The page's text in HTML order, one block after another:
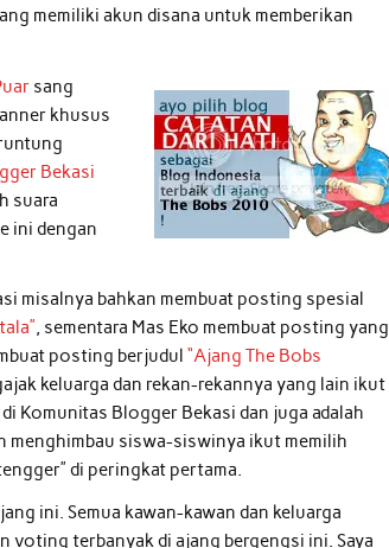
memiliki akun disana untuk memberikan
sang
khusus
Bekasi
suara
ini dengan
misalnya bahkan membuat posting spesial
, sementara Mas Eko membuat posting yang
posting berjudul“Ajang The Bobs
keluarga dan rekan-rekannya yang lain ikut
Komunitas Blogger Bekasi dan juga adalah
menghimbau siswa-siswinya ikut memilih
di peringkat pertama.
ini. Semua kawan-kawan dan keluarga
voting terbanyak di ajang bergengsi ini. Saya